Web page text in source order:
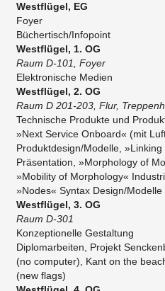
Westflügel, EG
Foyer
Büchertisch/Infopoint
Westflügel, 1. OG
Raum D-101, Foyer
Elektronische Medien
Westflügel, 2. OG
Raum D 201-203, Flur,
Technische Produkte und
»Next Service Onboard« (mit
Produktdesign/Modelle,
Präsentation, »Morphology of
»Mobility of Morphology«
»Nodes« Syntax Design/Modelle
Westflügel, 3. OG
Raum D-301
Konzeptionelle Gestaltung
Diplomarbeiten, Projekt
(no computer), Kant on the
(new flags)